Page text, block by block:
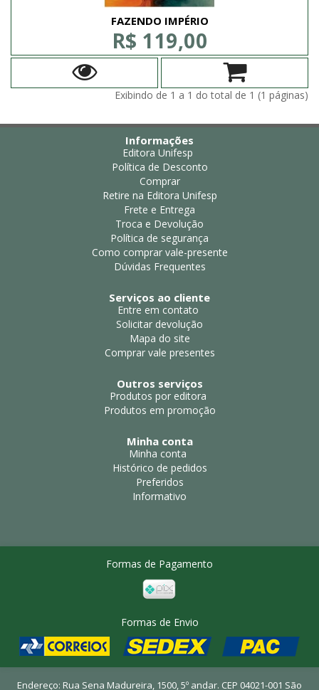
FAZENDO IMPÉRIO
R$ 119,00
Exibindo de 1 a 1 do total de 1 (1 páginas)
Informações
Editora Unifesp
Política de Desconto
Comprar
Retire na Editora Unifesp
Frete e Entrega
Troca e Devolução
Política de segurança
Como comprar vale-presente
Dúvidas Frequentes
Serviços ao cliente
Entre em contato
Solicitar devolução
Mapa do site
Comprar vale presentes
Outros serviços
Produtos por editora
Produtos em promoção
Minha conta
Minha conta
Histórico de pedidos
Preferidos
Informativo
Formas de Pagamento
Formas de Envio
Endereço: Rua Sena Madureira, 1500, 5º andar. CEP 04021-001 São